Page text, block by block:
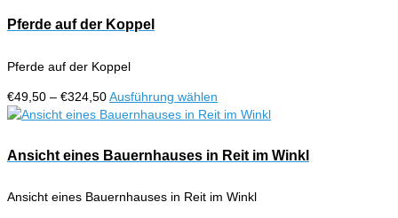
€324,50
können
auf
Produktseite
werden
Pferde auf der Koppel
Pferde auf der Koppel
€49,50 – €324,50Preisspanne:
€49,50
€324,50
Ausführung wählen
Produkt
mehrere
Varianten
Die
Ansicht eines Bauernhauses in Reit im Winkl
Ansicht eines Bauernhauses in Reit im Winkl